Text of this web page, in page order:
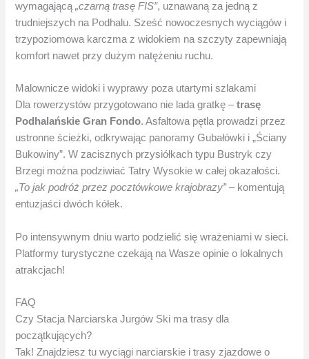
wymagającą„czarną trasę FIS”, uznawaną za jedną z
trudniejszych na Podhalu. Sześć nowoczesnych wyciągów i
trzypoziomowa karczma z widokiem na szczyty zapewniają
komfort nawet przy dużym natężeniu ruchu.
Malownicze widoki i wyprawy poza utartymi szlakami
Dla rowerzystów przygotowano nie lada gratkę –trasę
Podhalańskie Gran Fondo. Asfaltowa pętla prowadzi przez
ustronne ścieżki, odkrywając panoramy Gubałówki i „Ściany
Bukowiny”. W zacisznych przysiółkach typu Bustryk czy
Brzegi można podziwiać Tatry Wysokie w całej okazałości.
„To jak podróż przez pocztówkowe krajobrazy”– komentują
entuzjaści dwóch kółek.
Po intensywnym dniu warto podzielić się wrażeniami w sieci.
Platformy turystyczne czekają na Wasze opinie o lokalnych
atrakcjach!
FAQ
Czy Stacja Narciarska Jurgów Ski ma trasy dla
początkujących?
Tak! Znajdziesz tu wyciągi narciarskie i trasy zjazdowe o